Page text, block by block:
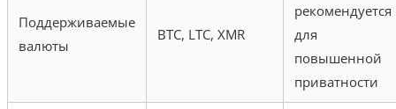
Поддерживаемые
валюты
BTC, LTC, XMR
рекомендуется
для
повышенной
приватности